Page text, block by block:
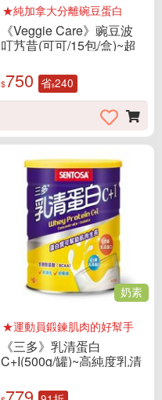
★純加拿大分離碗豆蛋白
《Veggie Care》豌豆波
叮艿昔(可可/15包/盒)~超
$750 省$240
奶素
★運動員鍛鍊肌肉的好幫手
《三多》乳清蛋白
C+I(500g/罐)~高純度乳清
的好幫手